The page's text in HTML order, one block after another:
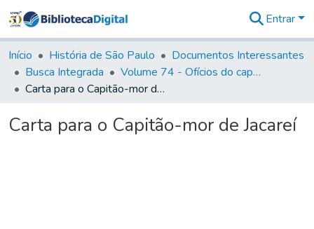
&
Coleções
Tudo na
Biblioteca
Estatísticas
Entrar
Início História de São Paulo
Documentos Interessantes
Busca Integrada
Volume 74 - Ofícios do capitão General Martim Lopes Lobo de Saldanha às Câmaras e Comandantes da Capitania (1775)
Carta para o Capitão-mor de Jacareí
Carta para o Capitão-mor de Jacareí